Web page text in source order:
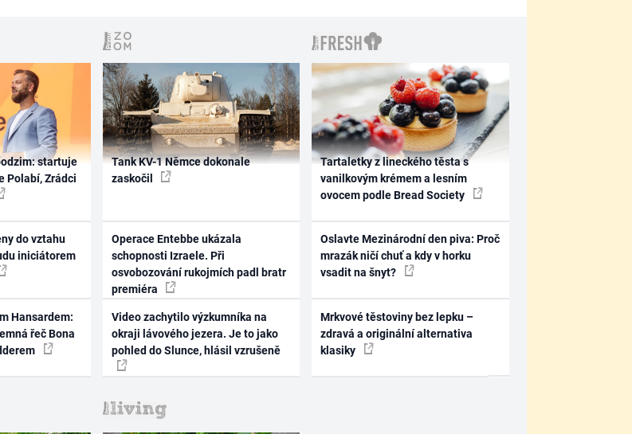
startuje
Polabí, Zrádci
do vztahu
iniciátorem
Hansardem:
řeč Bona
Tank KV-1 Němce dokonale
zaskočil
Operace Entebbe ukázala
schopnosti Izraele. Při
osvobozování rukojmích padl bratr
premiéra
Video zachytilo výzkumníka na
okraji lávového jezera. Je to jako
pohled do Slunce, hlásil vzrušeně
Tartaletky z lineckého těsta s
vanilkovým krémem a lesním
ovocem podle Bread Society
Oslavte Mezinárodní den piva: Proč
mrazák ničí chuť a kdy v horku
vsadit na šnyt?
Mrkvové těstoviny bez lepku –
zdravá a originální alternativa
klasiky